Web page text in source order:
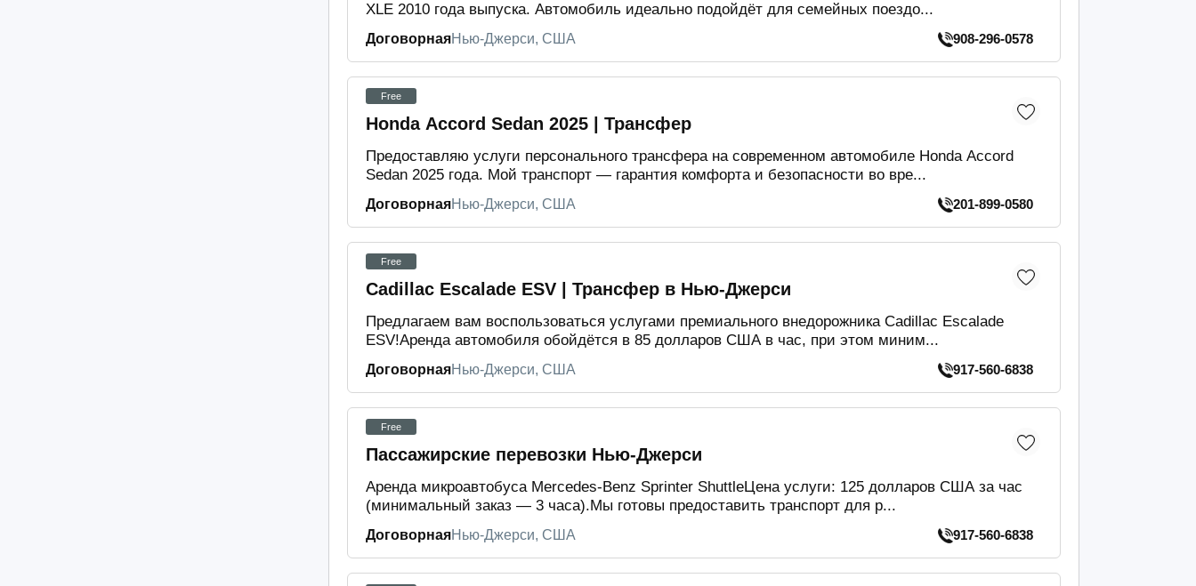
XLE 2010 года выпуска. Автомобиль идеально подойдёт для семейных поездо...
ДоговорнаяНью-Джерси, США 908-296-0578
Free
Honda Accord Sedan 2025 | Трансфер
Предоставляю услуги персонального трансфера на современном автомобиле Honda Accord
Sedan 2025 года. Мой транспорт — гарантия комфорта и безопасности во вре...
ДоговорнаяНью-Джерси, США 201-899-0580
Free
Cadillac Escalade ESV | Трансфер в Нью-Джерси
Предлагаем вам воспользоваться услугами премиального внедорожника Cadillac Escalade
ESV!Аренда автомобиля обойдётся в 85 долларов США в час, при этом миним...
ДоговорнаяНью-Джерси, США 917-560-6838
Free
Пассажирские перевозки Нью-Джерси
Аренда микроавтобуса Mercedes-Benz Sprinter ShuttleЦена услуги: 125 долларов США за час
(минимальный заказ — 3 часа).Мы готовы предоставить транспорт для р...
ДоговорнаяНью-Джерси, США 917-560-6838